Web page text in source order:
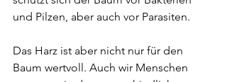
und Pilzen, aber auch vor Parasiten.
Das Harz ist aber nicht nur für den
Baum wertvoll. Auch wir Menschen